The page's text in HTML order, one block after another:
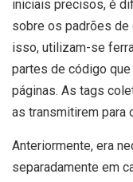
iniciais precisos, é
sobre os padrões de
isso, utilizam-se
partes de código
páginas. As tags
as transmitirem para
Anteriormente, era
separadamente em